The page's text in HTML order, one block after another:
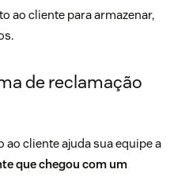
ao cliente para armazenar,
de reclamação
ao cliente ajuda sua equipe a
que chegou com um